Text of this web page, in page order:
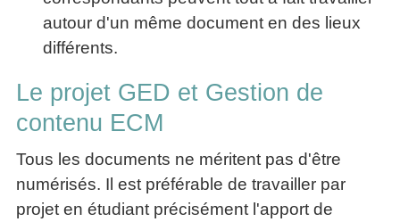
autour d'un même document en des lieux
différents.
Le projet GED et Gestion de
contenu ECM
Tous les documents ne méritent pas d'être
numérisés. Il est préférable de travailler par
projet en étudiant précisément l'apport de